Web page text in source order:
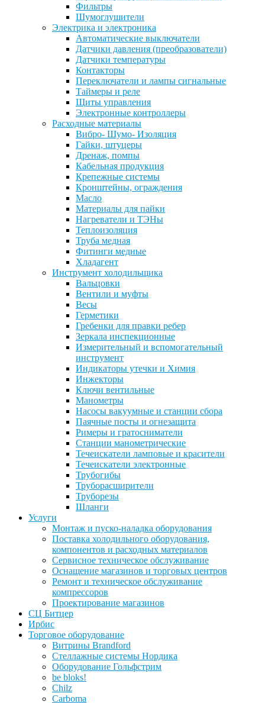
Фильтры
Шумоглушители
Электрика и электроника
Автоматические выключатели
Датчики давления (преобразователи)
Датчики температуры
Контакторы
Переключатели и лампы сигнальные
Таймеры и реле
Щиты управления
Электронные контроллеры
Расходные материалы
Вибро- Шумо- Изоляция
Гайки, штуцеры
Дренаж, помпы
Кабельная продукция
Крепежные системы
Кронштейны, ограждения
Масло
Материалы для пайки
Нагреватели и ТЭНы
Теплоизоляция
Труба медная
Фитинги медные
Хладагент
Инструмент холодильщика
Вальцовки
Вентили и муфты
Весы
Герметики
Гребенки для правки ребер
Зеркала инспекционные
Измерительный и вспомогательный
инструмент
Индикаторы утечки и Химия
Инжекторы
Ключи вентильные
Манометры
Насосы вакуумные и станции сбора
Паячные посты и огнезащита
Римеры и гратосниматели
Станции манометрические
Течеискатели ламповые и красители
Течеискатели электронные
Трубогибы
Труборасширители
Труборезы
Шланги
Услуги
Монтаж и пуско-наладка оборудования
Поставка холодильного оборудования,
компонентов и расходных материалов
Сервисное техническое обслуживание
Оснащение магазинов и торговых центров
Ремонт и техническое обслуживание
компрессоров
Проектирование магазинов
СЦ Битцер
Ирбис
Торговое оборудование
Витрины Brandford
Стеллажные системы Нордика
Оборудование Гольфстрим
be bloks!
Chilz
Carboma